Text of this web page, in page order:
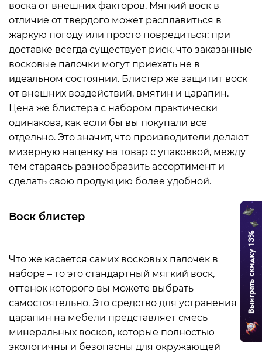
воска от внешних факторов. Мягкий воск в
отличие от твердого может расплавиться в
жаркую погоду или просто повредиться: при
доставке всегда существует риск, что заказанные
восковые палочки могут приехать не в
идеальном состоянии. Блистер же защитит воск
от внешних воздействий, вмятин и царапин.
Цена же блистера с набором практически
одинакова, как если бы вы покупали все
отдельно. Это значит, что производители делают
мизерную наценку на товар с упаковкой, между
тем стараясь разнообразить ассортимент и
сделать свою продукцию более удобной.
Воск блистер
Что же касается самих восковых палочек в
наборе – то это стандартный мягкий воск,
оттенок которого вы можете выбрать
самостоятельно. Это средство для устранения
царапин на мебели представляет смесь
минеральных восков, которые полностью
экологичны и безопасны для окружающей